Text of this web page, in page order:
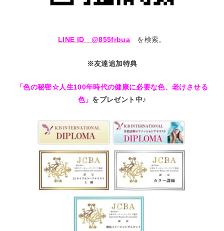
LINE ID @855frbua を検索。
※友達追加特典
「色の秘密☆人生100年時代の健康に必要な色、老けさせる
色」 をプレゼント中♪